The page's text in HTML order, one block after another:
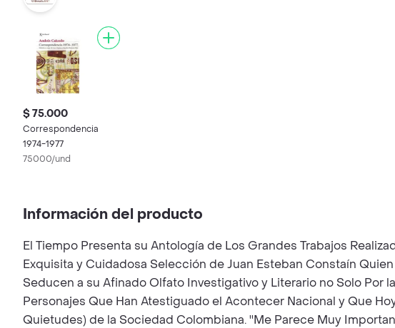
$ 75.000
Correspondencia
1974-1977
75000/und
Información del producto
El Tiempo Presenta su Antología de Los Grandes Trabajos
Exquisita y Cuidadosa Selección de Juan Esteban Constaín
Seducen a su Afinado Olfato Investigativo y Literario no Solo Por
Personajes Que Han Atestiguado el Acontecer Nacional y Que
Quietudes) de la Sociedad Colombiana. ''Me Parece Muy